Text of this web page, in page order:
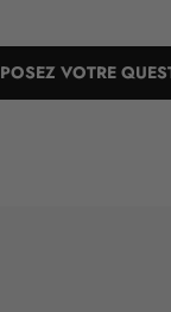
POSEZ VOTRE